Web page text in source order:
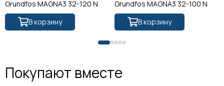
Grundfos MAGNA3 32-120 N
В корзину
Grundfos MAGNA3 32-100 N
В корзину
Покупают вместе